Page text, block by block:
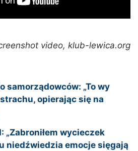
video, klub-lewica.org
samorządowców: „To wy
opierając się na
„Zabroniłem wycieczek
niedźwiedzia emocje sięgają